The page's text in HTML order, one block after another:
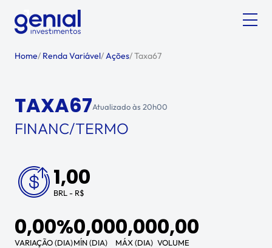
Home/ Renda Variável/Ações/Taxa67
TAXA67Atualizado às 20h00
FINANC/TERMO
1,00
BRL - R$
0,00%
VARIAÇÃO (DIA)
0,00
MÍN (DIA)
0,00
MÁX (DIA)
0,00
VOLUME